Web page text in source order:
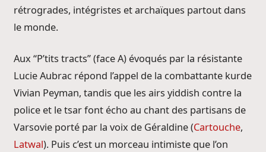
rétrogrades, intégristes et archaïques partout dans
le monde.
Aux “P’tits tracts” (face A) évoqués par la résistante
Lucie Aubrac répond l’appel de la combattante kurde
Vivian Peyman, tandis que les airs yiddish contre la
police et le tsar font écho au chant des partisans de
Varsovie porté par la voix de Géraldine (Cartouche,
Latwal). Puis c’est un morceau intimiste que l’on